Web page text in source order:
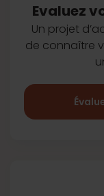
Evaluez
Un projet
de connaître